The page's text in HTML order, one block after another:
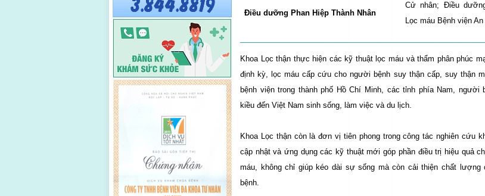
Điều dưỡng Phan Hiệp Thành Nhân
Cử nhân; Điều
Lọc máu Bệnh viện
Khoa Lọc thận thực hiện các kỹ thuật lọc máu và thẩm phân phúc
định kỳ, lọc máu cấp cứu cho người bệnh suy thận cấp, suy thận
bệnh viện trong thành phố Hồ Chí Minh, các tỉnh phía Nam, người
kiều đến Việt Nam sinh sống, làm việc và du lịch.
Khoa Lọc thận còn là đơn vị tiên phong trong công tác nghiên cứu
cập nhật và ứng dụng các kỹ thuật mới góp phần điều trị hiệu quả
máu, không chỉ giúp kéo dài sự sống mà còn cải thiện chất lượng
bệnh.